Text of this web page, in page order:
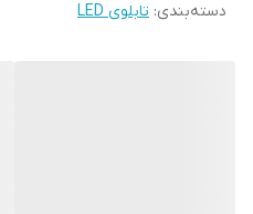
باشیم. با شدت نور بالا این تابلو
دسته‌بندی: تابلوی LED